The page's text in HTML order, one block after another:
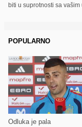
biti u suprotnosti sa
POPULARNO
Odluka je pala